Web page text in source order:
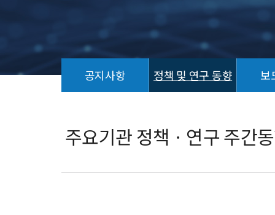
공지사항 정책 및 연구 동향 보
연
향
주요기관 정책ㆍ연구 주간